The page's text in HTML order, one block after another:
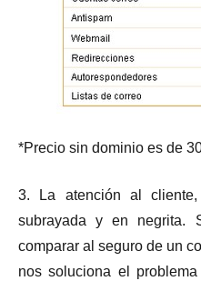
*Precio sin dominio es de
3. La atención al
subrayada y en negrita.
comparar al seguro de un
nos soluciona el